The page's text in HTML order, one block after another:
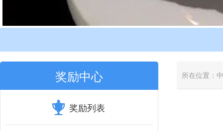
奖励中心
奖励列表
所在位置：